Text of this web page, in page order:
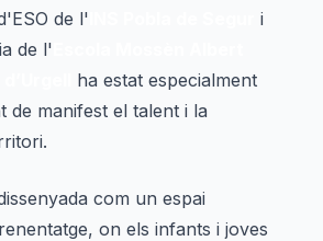
de l'
i
de l'
ha estat especialment
de manifest el talent i la
com un espai
on els infants i joves